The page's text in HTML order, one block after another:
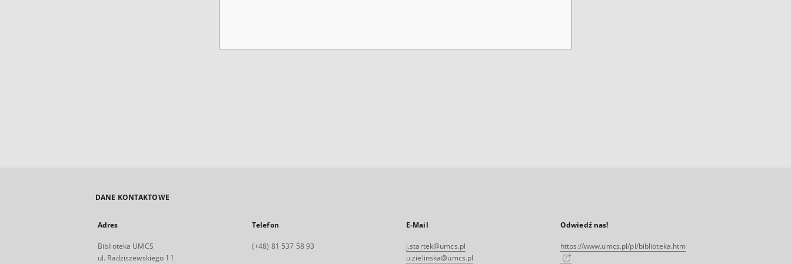
DANE KONTAKTOWE
Adres
Biblioteka UMCS
ul. Radziszewskiego 11
Telefon
(+48) 81 537 58 93
E-Mail
j.startek@umcs.pl
u.zielinska@umcs.pl
Odwiedź nas!
https://www.umcs.pl/pl/biblioteka.htm